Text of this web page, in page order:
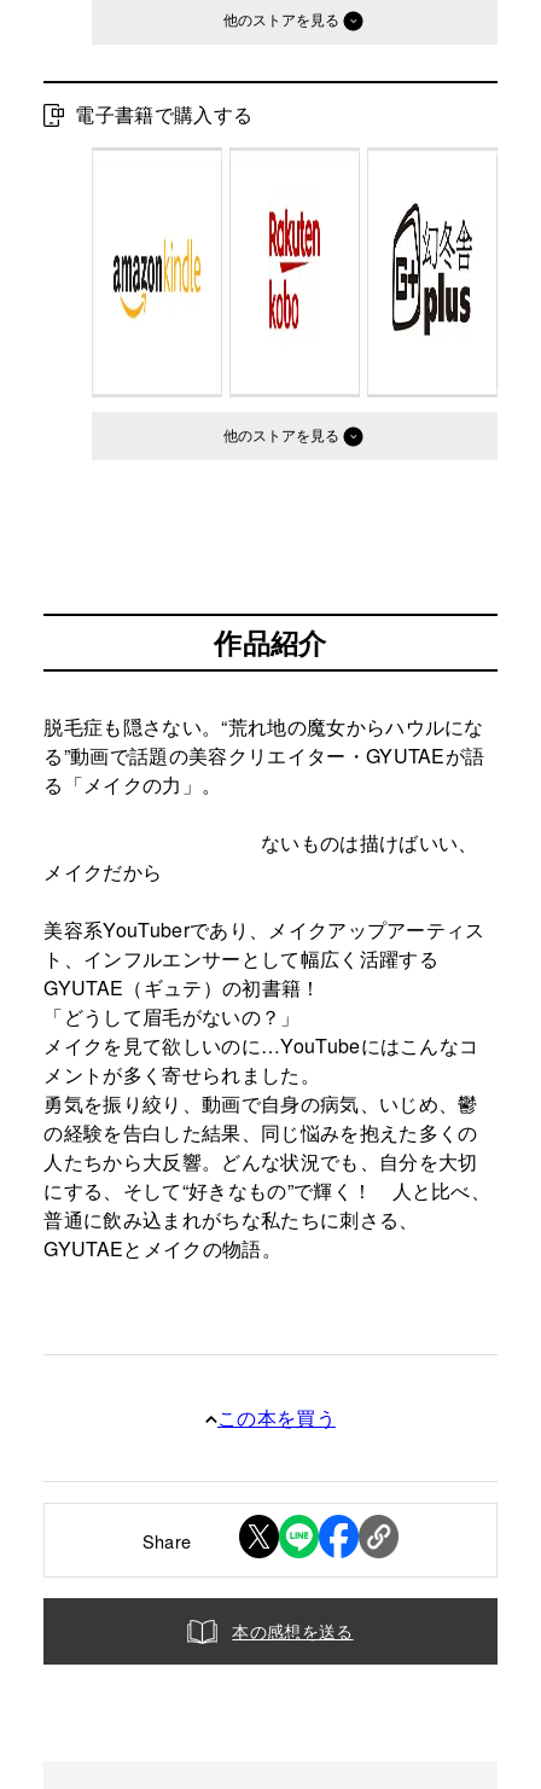
他のストア
電子書籍で購入する
他のストア
作品紹介
脱毛症も隠さない。“荒れ地の魔女からハウルにな
る”動画で話題の美容クリエイター・GYUTAEが語
る「メイクの力」。
ないものは描けばいい、
メイクだから
美容系YouTuberであり、メイクアップアーティス
ト、インフルエンサーとして幅広く活躍する
GYUTAE（ギュテ）の初書籍！
「どうして眉毛がないの？」
メイクを見て欲しいのに…YouTubeにはこんなコ
メントが多く寄せられました。
勇気を振り絞り、動画で自身の病気、いじめ、鬱
の経験を告白した結果、同じ悩みを抱えた多くの
人たちから大反響。どんな状況でも、自分を大切
にする、そして“好きなもの”で輝く！ 人と比べ、
普通に飲み込まれがちな私たちに刺さる、
GYUTAEとメイクの物語。
この本を買う
Share
本の感想を送る